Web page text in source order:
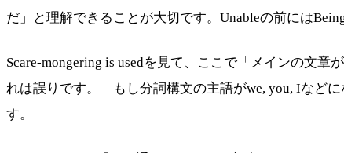
だ」と理解できることが大切です。Unableの前には
Scare-mongering is usedを見て、ここで「メインの文
れは誤りです。「もし分詞構文の主語がwe, you, Iなど
す。